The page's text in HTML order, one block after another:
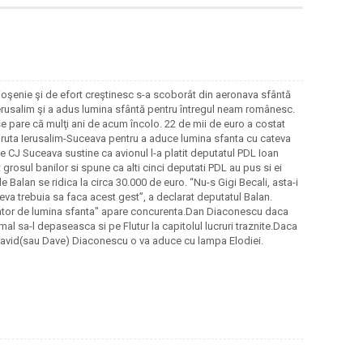
şi de efort creştinesc s-a scoborât din aeronava sfântă
şi a adus lumina sfântă pentru întregul neam românesc.
pare că mulţi ani de acum încolo. 22 de mii de euro a costat
Ierusalim-Suceava pentru a aduce lumina sfanta cu cateva
CJ Suceava sustine ca avionul l-a platit deputatul PDL Ioan
banilor si spune ca alti cinci deputati PDL au pus si ei
Balan se ridica la circa 30.000 de euro. “Nu-s Gigi Becali, asta-i
trebuia sa faca acest gest”, a declarat deputatul Balan.
de lumina sfanta" apare concurenta.Dan Diaconescu daca
sa-l depaseasca si pe Flutur la capitolul lucruri traznite.Daca
Dave) Diaconescu o va aduce cu lampa Elodiei.